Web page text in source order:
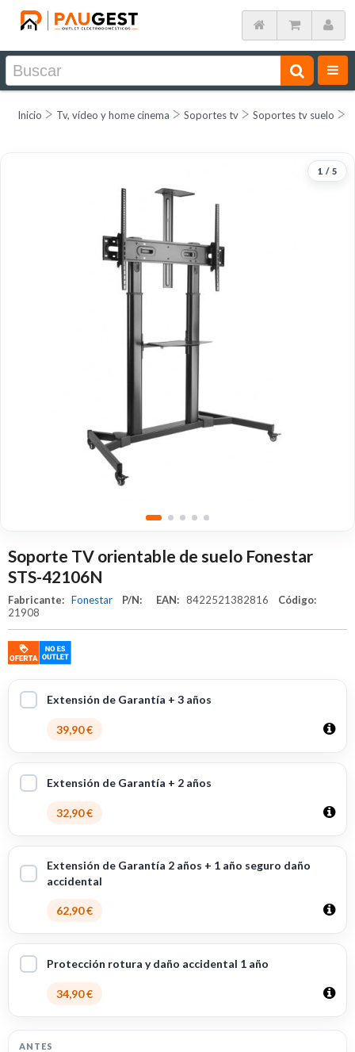
Inicio Tv, vídeo y home cinema Soportes tv Soportes tv suelo
1 / 5
Soporte TV orientable de suelo Fonestar
STS-42106N
Fabricante: Fonestar P/N: EAN: 8422521382816 Código:
21908
Extensión de Garantía + 3 años
39,90 €
Extensión de Garantía + 2 años
32,90 €
Extensión de Garantía 2 años + 1 año seguro daño
accidental
62,90 €
Protección rotura y daño accidental 1 año
34,90 €
ANTES